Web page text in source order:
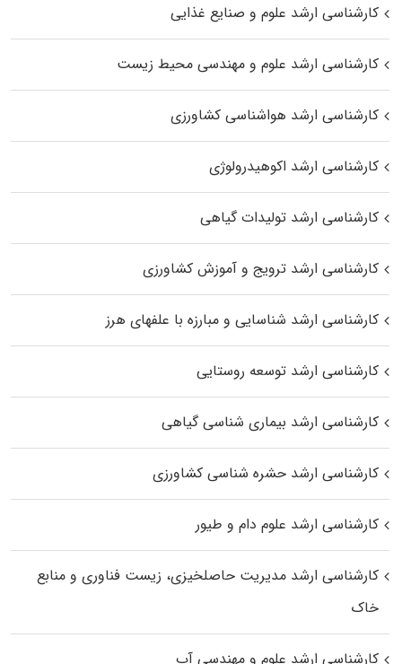
کارشناسی ارشد علوم و صنایع غذایی
کارشناسی ارشد علوم و مهندسی محیط زیست
کارشناسی ارشد هواشناسی کشاورزی
کارشناسی ارشد اکوهیدرولوژی
کارشناسی ارشد تولیدات گیاهی
کارشناسی ارشد ترویج و آموزش کشاورزی
کارشناسی ارشد شناسایی و مبارزه با علفهای هرز
کارشناسی ارشد توسعه روستایی
کارشناسی ارشد بیماری‌ شناسی گیاهی
کارشناسی ارشد حشره‌ شناسی کشاورزی
کارشناسی ارشد علوم دام و طیور
کارشناسی ارشد مدیریت حاصلخیزی، زیست فناوری و منابع
خاک
کارشناسی ارشد علوم و مهندسی آب